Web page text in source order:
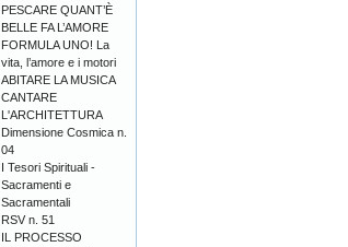
PESCARE QUANT’È
BELLE FA L’AMORE
FORMULA UNO! La
vita, l’amore e i motori
ABITARE LA MUSICA
CANTARE
L'ARCHITETTURA
Dimensione Cosmica n.
04
I Tesori Spirituali -
Sacramenti e
Sacramentali
RSV n. 51
IL PROCESSO